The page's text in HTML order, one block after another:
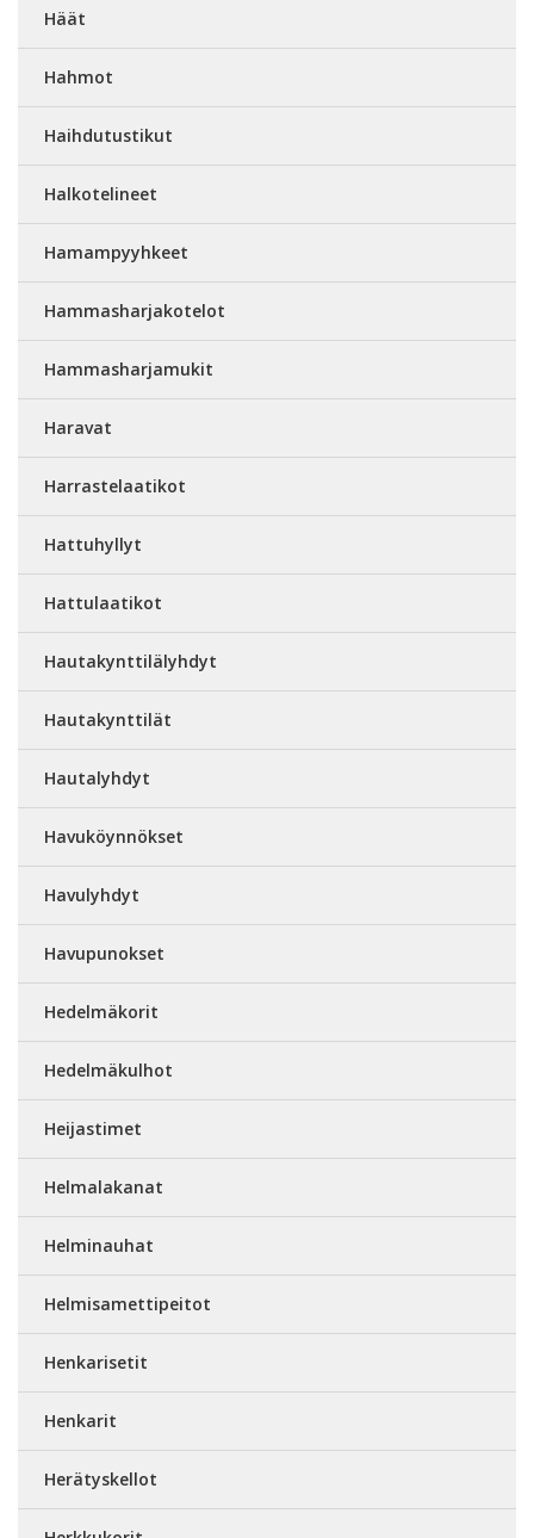
Häät
Hahmot
Haihdutustikut
Halkotelineet
Hamampyyhkeet
Hammasharjakotelot
Hammasharjamukit
Haravat
Harrastelaatikot
Hattuhyllyt
Hattulaatikot
Hautakynttilälyhdyt
Hautakynttilät
Hautalyhdyt
Havuköynnökset
Havulyhdyt
Havupunokset
Hedelmäkorit
Hedelmäkulhot
Heijastimet
Helmalakanat
Helminauhat
Helmisamettipeitot
Henkarisetit
Henkarit
Herätyskellot